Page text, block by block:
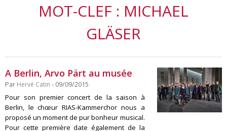
MOT-CLEF : MICHAEL
GLÄSER
A Berlin, Arvo Pärt au musée
Par Hervé Catin - 09/09/2015
Pour son premier concert de la saison à
Berlin, le chœur RIAS-Kammerchor nous a
proposé un moment de pur bonheur musical.
Pour cette première date également de la